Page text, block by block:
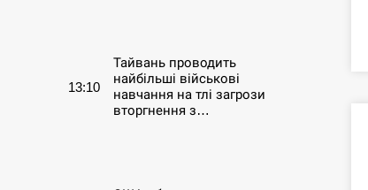
13:10
Тайвань проводить
найбільші військові
навчання на тлі загрози
вторгнення з…